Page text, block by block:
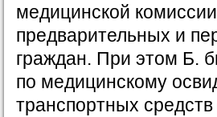
медицинской
предварительных и
граждан. При этом Б.
по медицинскому
транспортных